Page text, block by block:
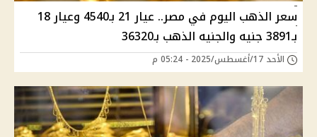
سعر الذهب اليوم في مصر.. عيار 21 بـ4540 وعيار 18
بـ3891 جنيه والجنيه الذهب بـ36320
الأحد 17/أغسطس/2025 - 05:24 م